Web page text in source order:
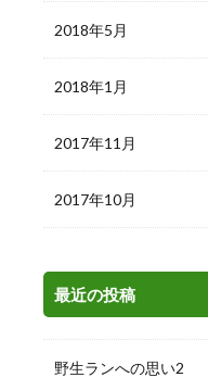
2018年5月
2018年1月
2017年11月
2017年10月
最近の投稿
野生ランへの思い2